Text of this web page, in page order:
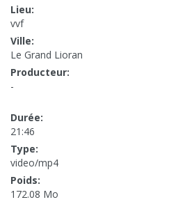
Lieu:
vvf
Ville:
Le Grand Lioran
Producteur:
-
Durée:
21:46
Type:
video/mp4
Poids:
172.08 Mo